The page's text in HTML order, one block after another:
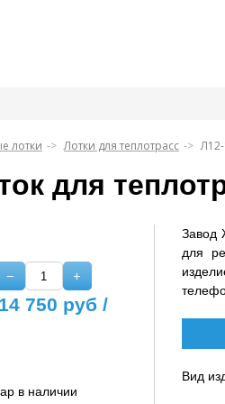
лотки Лотки для теплотрасс
для
− +
14 750 руб /
в наличии
Завод
для
Вид